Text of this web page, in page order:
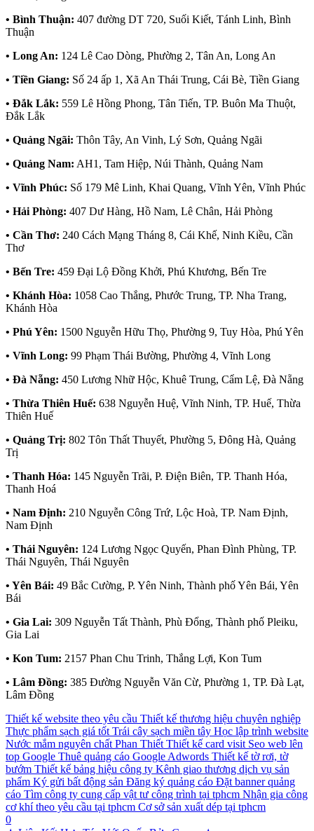
• Bình Thuận: 407 đường DT 720, Suối Kiết, Tánh Linh, Bình
Thuận
• Long An: 124 Lê Cao Dòng, Phường 2, Tân An, Long An
• Tiền Giang: Số 24 ấp 1, Xã An Thái Trung, Cái Bè, Tiền Giang
• Đắk Lắk: 559 Lê Hồng Phong, Tân Tiến, TP. Buôn Ma Thuột,
Đắk Lắk
• Quảng Ngãi: Thôn Tây, An Vinh, Lý Sơn, Quảng Ngãi
• Quảng Nam: AH1, Tam Hiệp, Núi Thành, Quảng Nam
• Vĩnh Phúc: Số 179 Mê Linh, Khai Quang, Vĩnh Yên, Vĩnh Phúc
• Hải Phòng: 407 Dư Hàng, Hồ Nam, Lê Chân, Hải Phòng
• Cần Thơ: 240 Cách Mạng Tháng 8, Cái Khế, Ninh Kiều, Cần
Thơ
• Bến Tre: 459 Đại Lộ Đồng Khởi, Phú Khương, Bến Tre
• Khánh Hòa: 1058 Cao Thắng, Phước Trung, TP. Nha Trang,
Khánh Hòa
• Phú Yên: 1500 Nguyễn Hữu Thọ, Phường 9, Tuy Hòa, Phú Yên
• Vĩnh Long: 99 Phạm Thái Bường, Phường 4, Vĩnh Long
• Đà Nẵng: 450 Lương Nhữ Hộc, Khuê Trung, Cẩm Lệ, Đà Nẵng
• Thừa Thiên Huế: 638 Nguyễn Huệ, Vĩnh Ninh, TP. Huế, Thừa
Thiên Huế
• Quảng Trị: 802 Tôn Thất Thuyết, Phường 5, Đông Hà, Quảng
Trị
• Thanh Hóa: 145 Nguyễn Trãi, P. Điện Biên, TP. Thanh Hóa,
Thanh Hoá
• Nam Định: 210 Nguyễn Công Trứ, Lộc Hoà, TP. Nam Định,
Nam Định
• Thái Nguyên: 124 Lương Ngọc Quyến, Phan Đình Phùng, TP.
Thái Nguyên, Thái Nguyên
• Yên Bái: 49 Bắc Cường, P. Yên Ninh, Thành phố Yên Bái, Yên
Bái
• Gia Lai: 309 Nguyễn Tất Thành, Phù Đổng, Thành phố Pleiku,
Gia Lai
• Kon Tum: 2157 Phan Chu Trinh, Thắng Lợi, Kon Tum
• Lâm Đồng: 385 Đường Nguyễn Văn Cừ, Phường 1, TP. Đà Lạt,
Lâm Đồng
Thiết kế website theo yêu cầu Thiết kế thương hiệu chuyên nghiệp
Thực phẩm sạch giá tốt Trái cây sạch miền tây Học lập trình website
Nước mắm nguyên chất Phan Thiết Thiết kế card visit Seo web lên
top Google Thuê quảng cáo Google Adwords Thiết kế tờ rơi, tờ
bướm Thiết kế bảng hiệu công ty Kênh giao thương dịch vụ sản
phẩm Ký gửi bất động sản Đăng ký quảng cáo Đặt banner quảng
cáo Tìm công ty cung cấp vật tư công trình tại tphcm Nhận gia công
cơ khí theo yêu cầu tại tphcm Cơ sở sản xuất dép tại tphcm
0